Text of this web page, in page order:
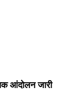
आंदोलन जारी